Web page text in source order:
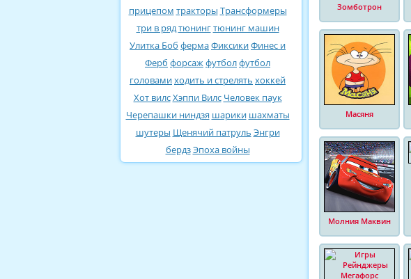
прицепом тракторы Трансформеры
три в рядтюнингтюнинг машин
Улитка Боб фермаФиксикиФинес и
Ферб форсажфутболфутбол
головамиходить и стрелять хоккей
Хот вилсХэппи Вилс Человек паук
Черепашки ниндзя шарики шахматы
шутеры Щенячий патруль Энгри
бердзЭпоха войны
Зомботрон
Масяня
Молния Маквин